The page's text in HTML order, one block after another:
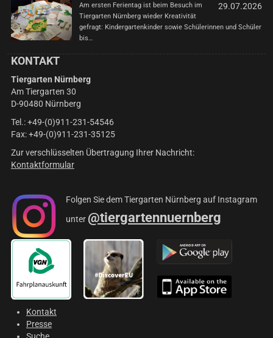
29.07.2026
Am ersten Ferientag ist beim Besuch im
Tiergarten Nürnberg wieder Kreativität
gefragt: Kindergartenkinder sowie Schülerinnen und Schüler
bis…
KONTAKT
Tiergarten Nürnberg
Am Tiergarten 30
D-90480 Nürnberg
Tel.: +49-(0)911-231-54546
Fax: +49-(0)911-231-35125
Zur verschlüsselten Übertragung Ihrer Nachricht:
Kontaktformular
Folgen Sie dem Tiergarten Nürnberg auf Instagram
unter @tiergartennuernberg
Kontakt
Presse
Suche